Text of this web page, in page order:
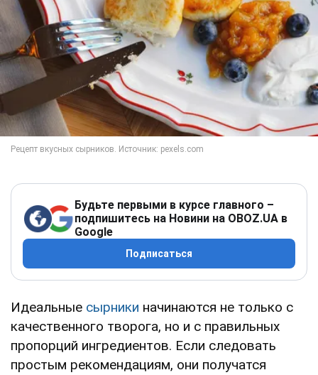
Будьте первыми в курсе главного –
подпишитесь на Новини на OBOZ.UA в
Google
Подписаться
Идеальные сырники начинаются не только с
качественного творога, но и с правильных
пропорций ингредиентов. Если следовать
простым рекомендациям, они получатся